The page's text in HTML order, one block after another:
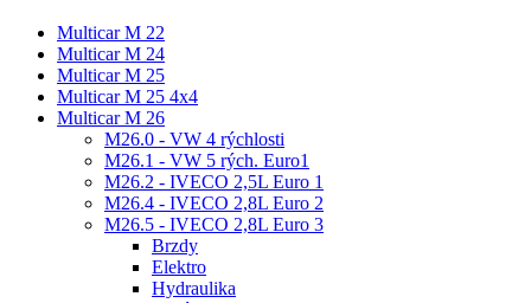
Multicar M 22
Multicar M 24
Multicar M 25
Multicar M 25 4x4
Multicar M 26
M26.0 - VW 4 rýchlosti
M26.1 - VW 5 rých. Euro1
M26.2 - IVECO 2,5L Euro 1
M26.4 - IVECO 2,8L Euro 2
M26.5 - IVECO 2,8L Euro 3
Brzdy
Elektro
Hydraulika